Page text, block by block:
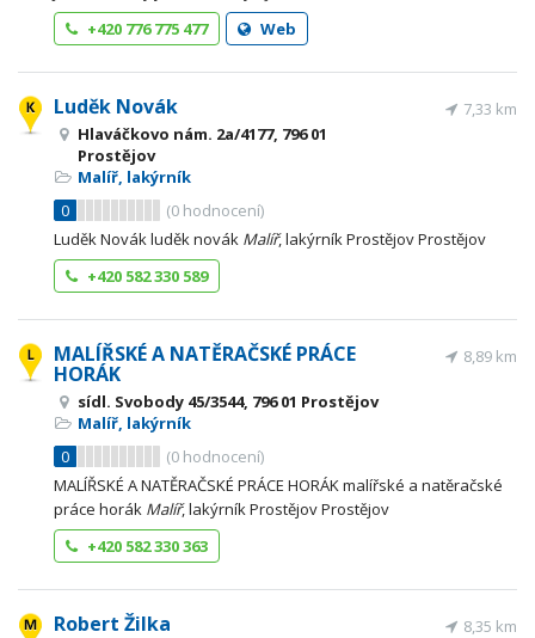
+420 776 775 477
Web
Luděk Novák
Hlaváčkovo nám. 2a/4177, 796 01
Prostějov
Malíř, lakýrník
0
(0 hodnocení)
7,33 km
Luděk Novák luděk novák Malíř, lakýrník Prostějov Prostějov
+420 582 330 589
MALÍŘSKÉ A NATĚRAČSKÉ PRÁCE
HORÁK
sídl. Svobody 45/3544, 796 01 Prostějov
Malíř, lakýrník
0
(0 hodnocení)
8,89 km
MALÍŘSKÉ A NATĚRAČSKÉ PRÁCE HORÁK malířské a natěračské
práce horák Malíř, lakýrník Prostějov Prostějov
+420 582 330 363
Robert Žilka 8,35 km